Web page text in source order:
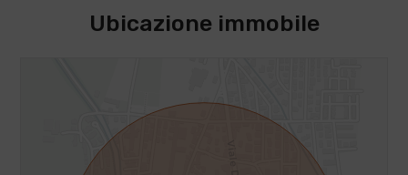
Ubicazione immobile